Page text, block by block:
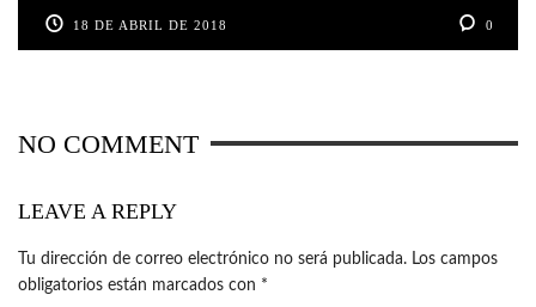
18 DE ABRIL DE 2018 0
NO COMMENT
LEAVE A REPLY
Tu dirección de correo electrónico no será publicada. Los campos
obligatorios están marcados con *